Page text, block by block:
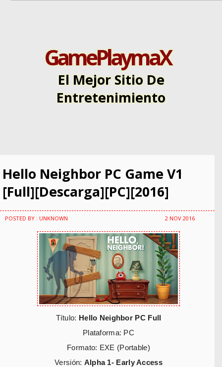
GamePlaymaX
El Mejor Sitio De
Entretenimiento
Hello Neighbor PC Game V1
[Full][Descarga][PC][2016]
POSTED BY : UNKNOWN 2 NOV 2016
Título: Hello Neighbor PC Full
Plataforma: PC
Formato: EXE (Portable)
Versión: Alpha 1- Early Access